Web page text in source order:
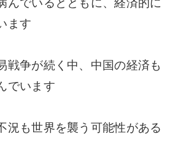
んでいるとともに、経済的に
ます
戦争が続く中、中国の経済も
でいます
況も世界を襲う可能性がある